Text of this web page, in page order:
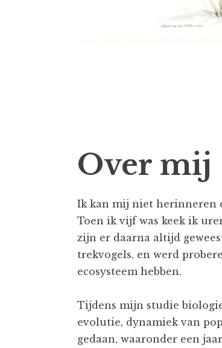
Over mij
Ik kan mij niet herinneren
Toen ik vijf was keek ik
zijn er daarna altijd
trekvogels, en werd
ecosysteem hebben.
Tijdens mijn studie
evolutie, dynamiek van
gedaan, waaronder een jaar